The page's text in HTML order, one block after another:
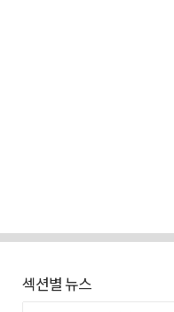
섹션별 뉴스